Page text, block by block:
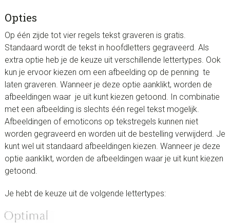
Opties
Op één zijde tot vier regels tekst graveren is gratis.
Standaard wordt de tekst in hoofdletters gegraveerd. Als
extra optie heb je de keuze uit verschillende lettertypes. Ook
kun je ervoor kiezen om een afbeelding op de penning te
laten graveren. Wanneer je deze optie aanklikt, worden de
afbeeldingen waar je uit kunt kiezen getoond. In combinatie
met een afbeelding is slechts één regel tekst mogelijk.
Afbeeldingen of emoticons op tekstregels kunnen niet
worden gegraveerd en worden uit de bestelling verwijderd. Je
kunt wel uit standaard afbeeldingen kiezen. Wanneer je deze
optie aanklikt, worden de afbeeldingen waar je uit kunt kiezen
getoond.
Je hebt de keuze uit de volgende lettertypes: